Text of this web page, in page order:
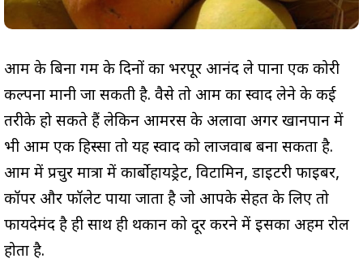
आम के बिना गर्मी के दिनों का भरपूर आनंद ले पाना एक कोरी
कल्पना मानी जा सकती है. वैसे तो आम का स्वाद लेने के कई
तरीके हो सकते हैं लेकिन आमरस के अलावा अगर खानपान में
भी आम एक हिस्सा तो यह स्वाद को लाजवाब बना सकता है.
आम में प्रचुर मात्रा में कार्बोहायड्रेट, विटामिन, डाइटरी फाइबर,
कॉपर और फॉलेट पाया जाता है जो आपके सेहत के लिए तो
फायदेमंद है ही साथ ही थकान को दूर करने में इसका अहम रोल
होता है.